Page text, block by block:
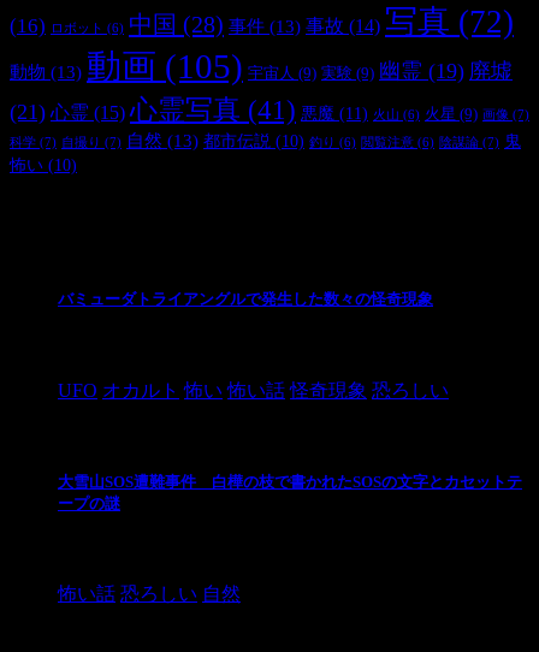
(16)
ロボット (6) 中国 (28) 事件 (13) 事故 (14) 写真 (72)
動物 (13) 動画 (105) 宇宙人 (9) 実験 (9) 幽霊 (19) 廃墟
(21) 心霊 (15) 心霊写真 (41) 悪魔 (11) 火山 (6) 火星 (9) 画像 (7)
科学 (7) 自撮り (7) 自然 (13) 都市伝説 (10) 釣り (6) 閲覧注意 (6) 陰謀論 (7) 鬼
怖い (10)
バミューダトライアングルで発生した数々の怪奇現象
UFO オカルト 怖い 怖い話 怪奇現象 恐ろしい
大雪山SOS遭難事件 白樺の枝で書かれたSOSの文字とカセットテ
ープの謎
怖い話 恐ろしい 自然